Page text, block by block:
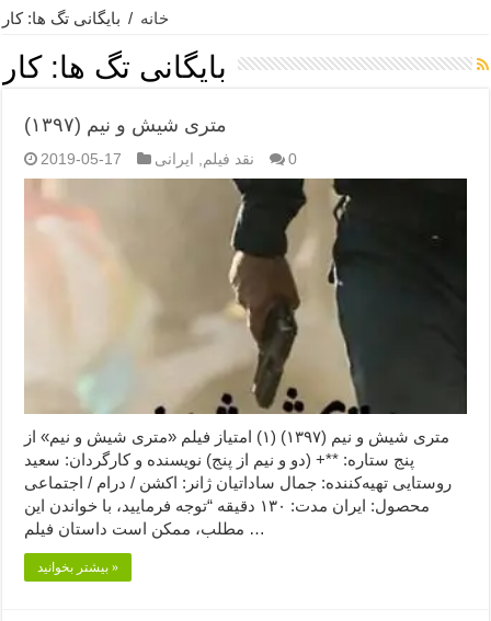
خانه / بایگانی تگ ها: کار
بایگانی تگ ها:کار
متری شیش و نیم (۱۳۹۷)
2019-05-17 نقد فیلم ایرانی 0
متری شیش و نیم (۱۳۹۷) (۱) امتیاز فیلم «متری شیش و نیم» از
پنج ستاره: **+ (دو و نیم از پنج) نویسنده و کارگردان: سعید
روستایی تهیه‌کننده: جمال ساداتیان ژانر: اکشن / درام / اجتماعی
محصول: ایران مدت: ۱۳۰ دقیقه “توجه فرمایید،‌ با خواندن این
مطلب، ممکن است داستان فیلم …
بیشتر بخوانید »